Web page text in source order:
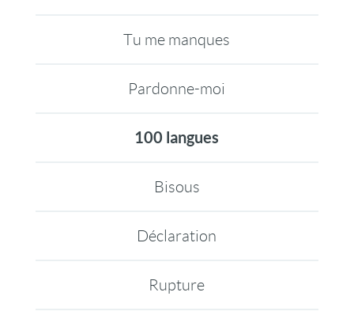
Tu me manques
Pardonne-moi
100 langues
Bisous
Déclaration
Rupture